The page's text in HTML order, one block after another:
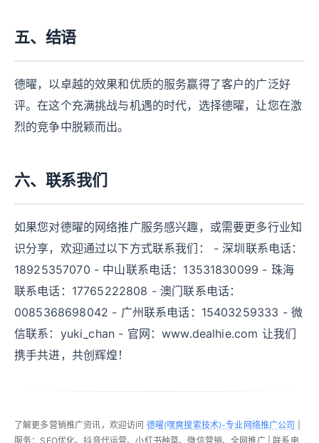
五、结语
德曜，以卓越的效果和优质的服务赢得了客户的广泛好
评。在这个充满挑战与机遇的时代，选择德曜，让您在激
烈的竞争中脱颖而出。
六、联系我们
如果您对德曜的网络推广服务感兴趣，或需要更多行业知
识分享，欢迎通过以下方式联系我们： - 深圳联系电话：
18925357070 - 中山联系电话：13531830099 - 珠海
联系电话：17765222808 - 澳门联系电话：
0085368698042 - 广州联系电话：15403259333 - 微
信联系：yuki_chan - 官网：www.dealhie.com 让我们
携手共进，共创辉煌！
了解更多营销推广资讯，欢迎访问 德曜(嘿爽搜索技术)-专业网络推广公司
服务：SEO优化、抖音代运营、小红书种草、微信营销、全网推广 | 联系电